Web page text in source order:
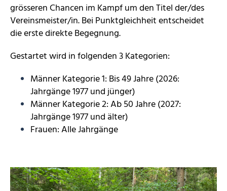
grösseren Chancen im Kampf um den Titel der/des
Vereinsmeister/in. Bei Punktgleichheit entscheidet
die erste direkte Begegnung.
Gestartet wird in folgenden 3 Kategorien:
Männer Kategorie 1: Bis 49 Jahre (2026:
Jahrgänge 1977 und jünger)
Männer Kategorie 2: Ab 50 Jahre (2027:
Jahrgänge 1977 und älter)
Frauen: Alle Jahrgänge